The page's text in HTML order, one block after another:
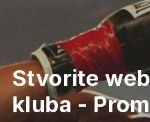
Stvorite
kluba-